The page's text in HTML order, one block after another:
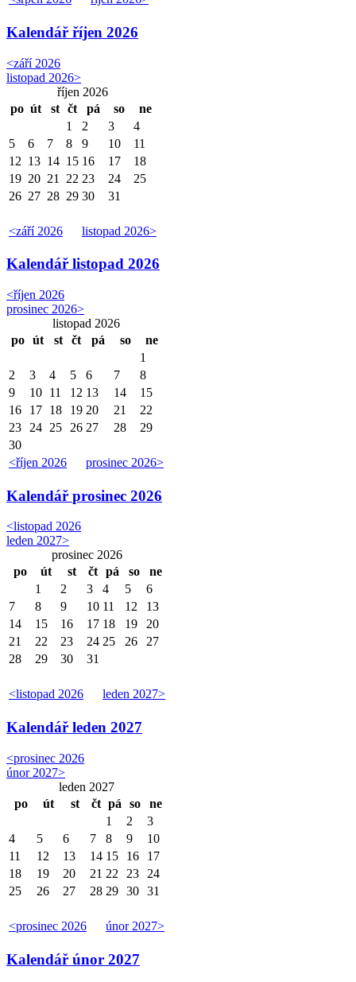
Kalendář říjen 2026
<září 2026
listopad 2026>
říjen 2026
po út st čt pá so ne
<září 2026 listopad 2026>
1 2 3
4
5
6 7 8 9 10
11
12 13 14 15 16 17
18
19 20 21 22 23 24
25
26 27 28 29 30 31
Kalendář listopad 2026
<říjen 2026
prosinec 2026>
listopad 2026
po
út st čt pá so ne
<říjen 2026 prosinec 2026>
1
2
3 4 5 6 7
8
9
10 11 12 13 14
15
16
17 18 19 20 21
22
23
24 25 26 27 28
29
30
Kalendář prosinec 2026
<listopad 2026
leden 2027>
prosinec 2026
po
út st čt pá so ne
<listopad 2026 leden 2027>
1 2 3 4 5
6
7
8 9 10 11 12
13
14
15 16 17 18 19
20
21
22 23 24 25 26
27
28
29 30 31
Kalendář leden 2027
<prosinec 2026
únor 2027>
leden 2027
po
út st čt pá so ne
<prosinec 2026 únor 2027>
1 2
3
4
5 6 7 8 9
10
11
12 13 14 15 16
17
18
19 20 21 22 23
24
25
26 27 28 29 30 31
Kalendář únor 2027